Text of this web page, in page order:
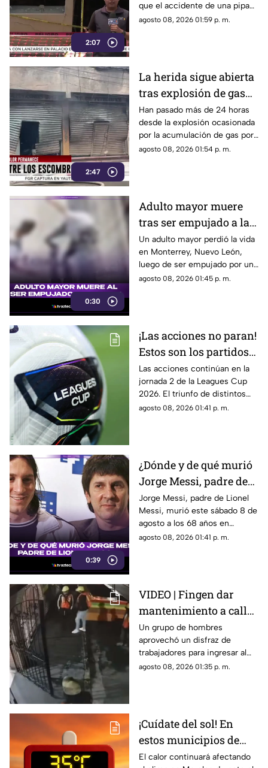
2:07
que el accidente de una pipa
provocara una explosión en la
agosto 08, 2026 01:59 p. m.
2:47
La herida sigue abierta
tras explosión de gas
LP en Cuernavaca
Han pasado más de 24 horas
desde la explosión ocasionada
por la acumulación de gas por
fuga.
agosto 08, 2026 01:54 p. m.
0:30
Adulto mayor muere
tras ser empujado a la
calle
Un adulto mayor perdió la vida
en Monterrey, Nuevo León,
luego de ser empujado por un
sujeto hacia el arroyo
agosto 08, 2026 01:45 p. m.
¡Las acciones no paran!
Estos son los partidos
restantes de la jornada
2 de la Leagues Cup
2026
Las acciones continúan en la
jornada 2 de la Leagues Cup
2026. El triunfo de distintos
equipos de la Liga MX podría
agosto 08, 2026 01:41 p. m.
0:39
¿Dónde y de qué murió
Jorge Messi, padre de
Lionel Messi?
Jorge Messi, padre de Lionel
Messi, murió este sábado 8 de
agosto a los 68 años en
Rosario, Argentina.
agosto 08, 2026 01:41 p. m.
VIDEO | Fingen dar
mantenimiento a calle
para cometer
millonario robo en
restaurante
Un grupo de hombres
aprovechó un disfraz de
trabajadores para ingresar al
negocio.
agosto 08, 2026 01:35 p. m.
¡Cuídate del sol! En
estos municipios de
Morelos hará más calor
El calor continuará afectando